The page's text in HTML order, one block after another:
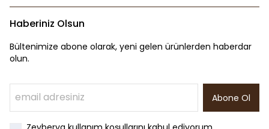
Haberiniz Olsun
Bültenimize abone olarak, yeni gelen ürünlerden haberdar
olun.
Abone Ol